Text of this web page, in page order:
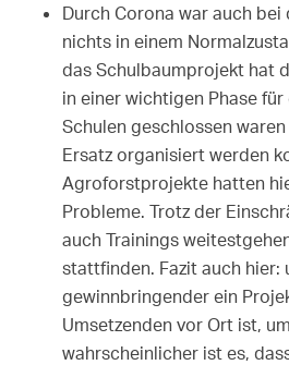
Durch Corona war auch
nichts in einem
das Schulbaumprojekt hat
in einer wichtigen Phase
Schulen geschlossen
Ersatz organisiert werden
Agroforstprojekte hatten
Probleme. Trotz der
auch Trainings
stattfinden. Fazit auch hier:
gewinnbringender ein
Umsetzenden vor Ort ist,
wahrscheinlicher ist es,